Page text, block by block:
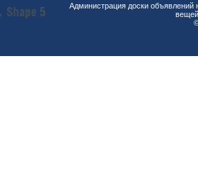
Администрация доски объявлений